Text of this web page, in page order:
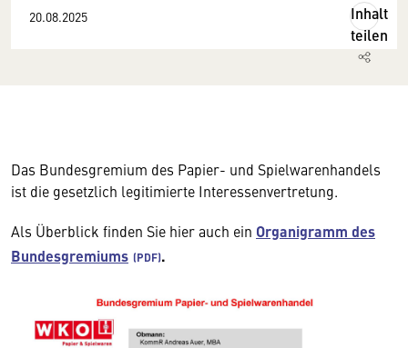
20.08.2025
Inhalt
teilen
Das Bundesgremium des Papier- und Spielwarenhandels
ist die gesetzlich legitimierte Interessenvertretung.
Als Überblick finden Sie hier auch ein Organigramm des
Bundesgremiums
.